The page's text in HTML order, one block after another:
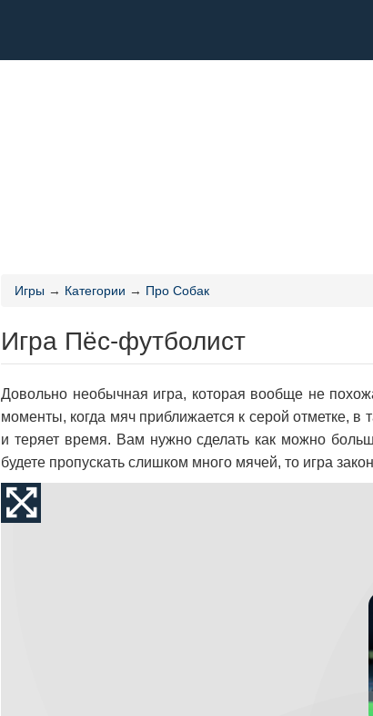
Игры → Категории → Про Собак
Игра Пёс-футболист
Довольно необычная игра, которая вообще не
моменты, когда мяч приближается к серой отметке,
и теряет время. Вам нужно сделать как можно
будете пропускать слишком много мячей, то игра